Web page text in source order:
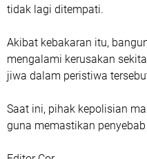
tidak lagi ditempati.
Akibat kebakaran itu,
mengalami kerusakan
jiwa dalam peristiwa
Saat ini, pihak kepolisian
guna memastikan